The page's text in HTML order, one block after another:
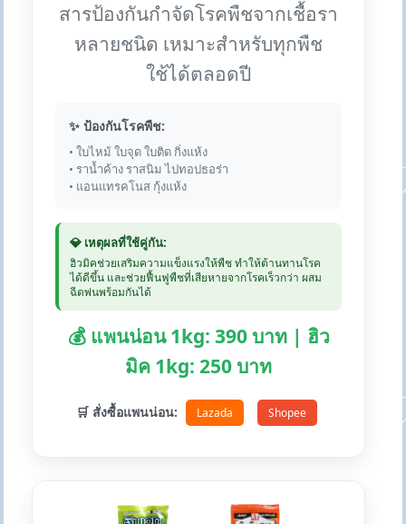
สารป้องกันกำจัดโรคพืชจากเชื้อรา
หลายชนิด เหมาะสำหรับทุกพืช
ใช้ได้ตลอดปี
✨ ป้องกันโรคพืช:
• ใบไหม้ ใบจุด ใบติด กิ่งแห้ง
• ราน้ำค้าง ราสนิม ไปทอปธอร่า
• แอนแทรคโนส กุ้งแห้ง
💎 เหตุผลที่ใช้คู่กัน:
ฮิวมิคช่วยเสริมความแข็งแรงให้พืช ทำให้ต้านทานโรค
ได้ดีขึ้น และช่วยฟื้นฟูพืชที่เสียหายจากโรคเร็วกว่า ผสม
ฉีดพ่นพร้อมกันได้
💰 แพนน่อน 1kg: 390 บาท | ฮิว
มิค 1kg: 250 บาท
🛒 สั่งซื้อแพนน่อน: Lazada Shopee